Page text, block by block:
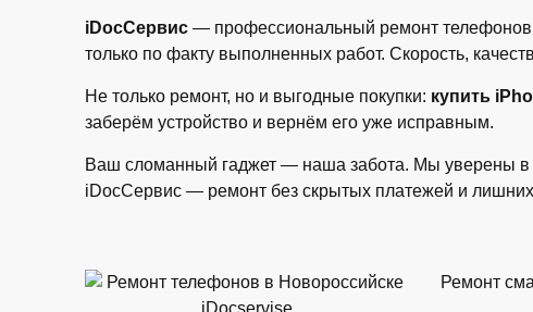
iDocСервис — профессиональный ремонт
только по факту выполненных работ. Скорость,
Не только ремонт, но и выгодные покупки: купить
заберём устройство и вернём его уже исправным.
Ваш сломанный гаджет — наша забота. Мы уверены в
iDocСервис — ремонт без скрытых платежей и
Ремонт